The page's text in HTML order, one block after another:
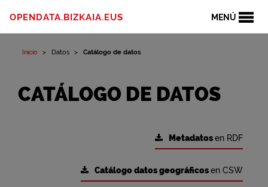
MENÚ
OPENDATA.BIZKAIA.EUS
Inicio Datos Catálogo de datos
CATÁLOGO DE DATOS
Metadatosen RDF
Catálogo datos geográficosen CSW